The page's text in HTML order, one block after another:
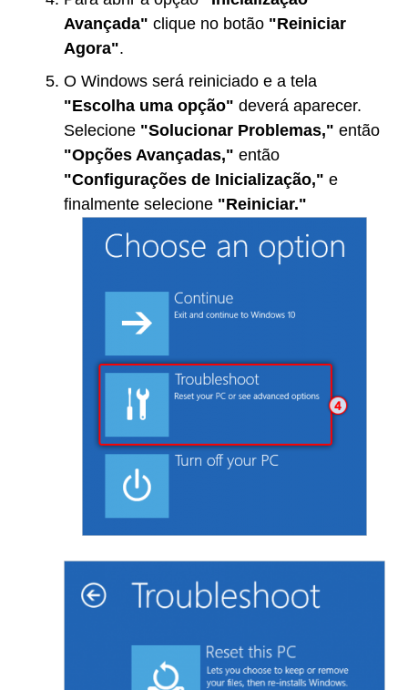
Avançada" clique no botão "Reiniciar
Agora".
O Windows será reiniciado e a tela
"Escolha uma opção" deverá aparecer.
Selecione "Solucionar Problemas," então
"Opções Avançadas," então
"Configurações de Inicialização," e
finalmente selecione "Reiniciar."